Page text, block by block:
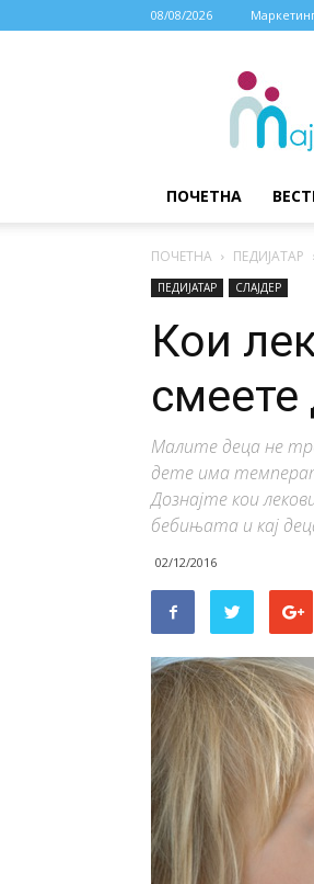
08/08/2026
МАЈКА
ДЕТЕ
ПОЧЕТНА
ПОЧЕТНА ПЕДИЈАТАР
ПЕДИЈАТАР СЛАЈДЕР
Кои
смеете
Малите деца не
дете има
Дознајте кои
бебињата и кај
02/12/2016